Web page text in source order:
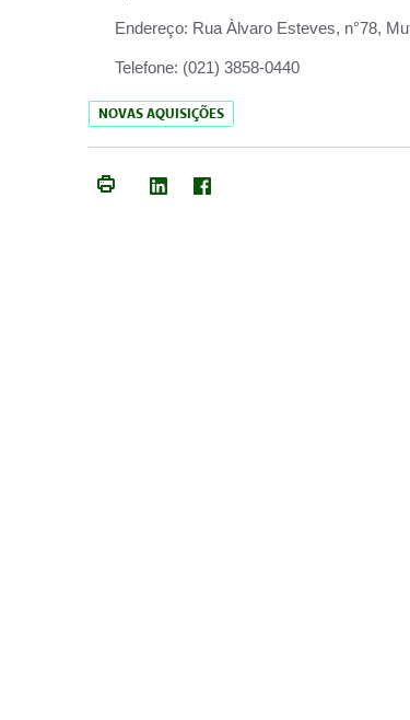
Endereço: Rua Àlvaro Esteves, n°78,
Telefone: (021) 3858-0440
NOVAS AQUISIÇÕES